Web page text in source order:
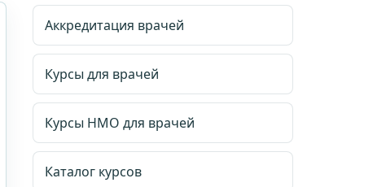
Аккредитация врачей
Курсы для врачей
Курсы НМО для врачей
Каталог курсов